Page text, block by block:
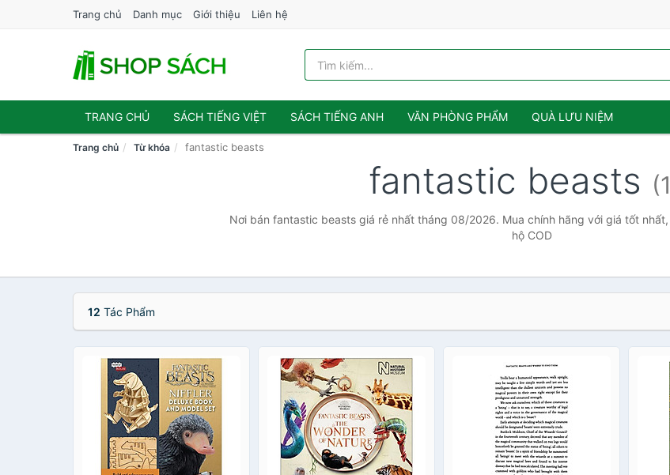
Trang chủ Danh mục Giới thiệu Liên hệ
TRANG CHỦ SÁCH TIẾNG VIỆT SÁCH TIẾNG ANH VĂN PHÒNG PHẨM QUÀ LƯU NIỆM
Trang chủ Từ khóa fantastic beasts
fantastic beasts
Nơi bán fantastic beasts giá rẻ nhất tháng 08/2026. Mua chính hãng với giá tốt
hộ COD
12 Tác Phẩm